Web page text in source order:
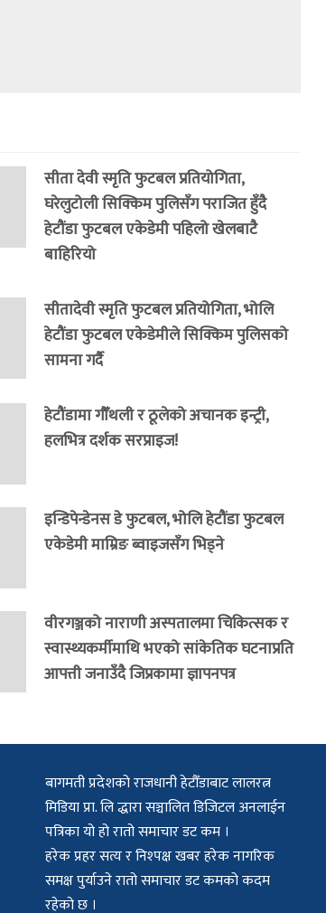
सीता देवी स्मृति फुटबल प्रतियोगिता,
घरेलुटोली सिक्किम पुलिसँग पराजित हुँदै
हेटौंडा फुटबल एकेडेमी पहिलो खेलबाटै
बाहिरियो
सीतादेवी स्मृति फुटबल प्रतियोगिता, भोलि
हेटौंडा फुटबल एकेडेमीले सिक्किम पुलिसको
सामना गर्दै
हेटौंडामा गौँथली र ठूलेको अचानक इन्ट्री,
हलभित्र दर्शक सरप्राइज!
इन्डिपेन्डेनस डे फुटबल, भोलि हेटौंडा फुटबल
एकेडेमी माम्रिङ ब्वाइजसँग भिड्ने
वीरगञ्जको नाराणी अस्पतालमा चिकित्सक र
स्वास्थ्यकर्मीमाथि भएको सांकेतिक घटनाप्रति
आपत्ती जनाउँदै जिप्रकामा ज्ञापनपत्र
बागमती प्रदेशको राजधानी हेटौँडाबाट लालरत्न
मिडिया प्रा. लि द्धारा सञ्चालित डिजिटल अनलाईन
पत्रिका यो हो रातो समाचार डट कम ।
हरेक प्रहर सत्य र निश्पक्ष खबर हरेक नागरिक
समक्ष पुर्याउने रातो समाचार डट कमको कदम
रहेको छ ।